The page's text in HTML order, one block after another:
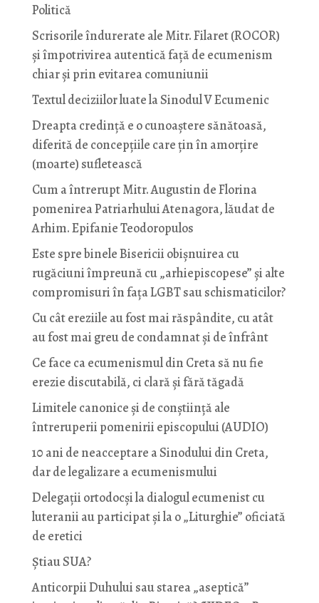
Politică
Scrisorile îndurerate ale Mitr. Filaret (ROCOR)
și împotrivirea autentică față de ecumenism
chiar și prin evitarea comuniunii
Textul deciziilor luate la Sinodul V Ecumenic
Dreapta credință e o cunoaștere sănătoasă,
diferită de concepțiile care țin în amorțire
(moarte) sufletească
Cum a întrerupt Mitr. Augustin de Florina
pomenirea Patriarhului Atenagora, lăudat de
Arhim. Epifanie Teodoropulos
Este spre binele Bisericii obișnuirea cu
rugăciuni împreună cu „arhiepiscopese” și alte
compromisuri în fața LGBT sau schismaticilor?
Cu cât ereziile au fost mai răspândite, cu atât
au fost mai greu de condamnat și de înfrânt
Ce face ca ecumenismul din Creta să nu fie
erezie discutabilă, ci clară și fără tăgadă
Limitele canonice și de conștiință ale
întreruperii pomenirii episcopului (AUDIO)
10 ani de neacceptare a Sinodului din Creta,
dar de legalizare a ecumenismului
Delegații ortodocși la dialogul ecumenist cu
luteranii au participat și la o „Liturghie” oficiată
de eretici
Știau SUA?
Anticorpii Duhului sau starea „aseptică”